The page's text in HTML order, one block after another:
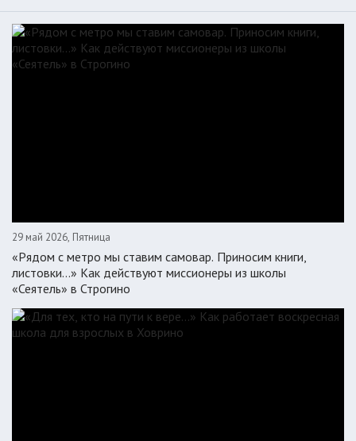
29 май 2026, Пятница
«Рядом с метро мы ставим самовар. Приносим книги,
листовки…» Как действуют миссионеры из школы
«Сеятель» в Строгино